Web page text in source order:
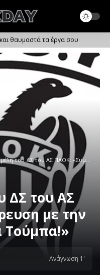
θαυμαστά τα έργα σου
ΔΣ του ΑΣ ΠΑΟΚ: «Συμπόρευση με την ΠΑΕ για τη Νέα Τούμπα!»
ΔΣ του ΑΣ
με την
Τούμπα!»
Ανάγνωση 1'